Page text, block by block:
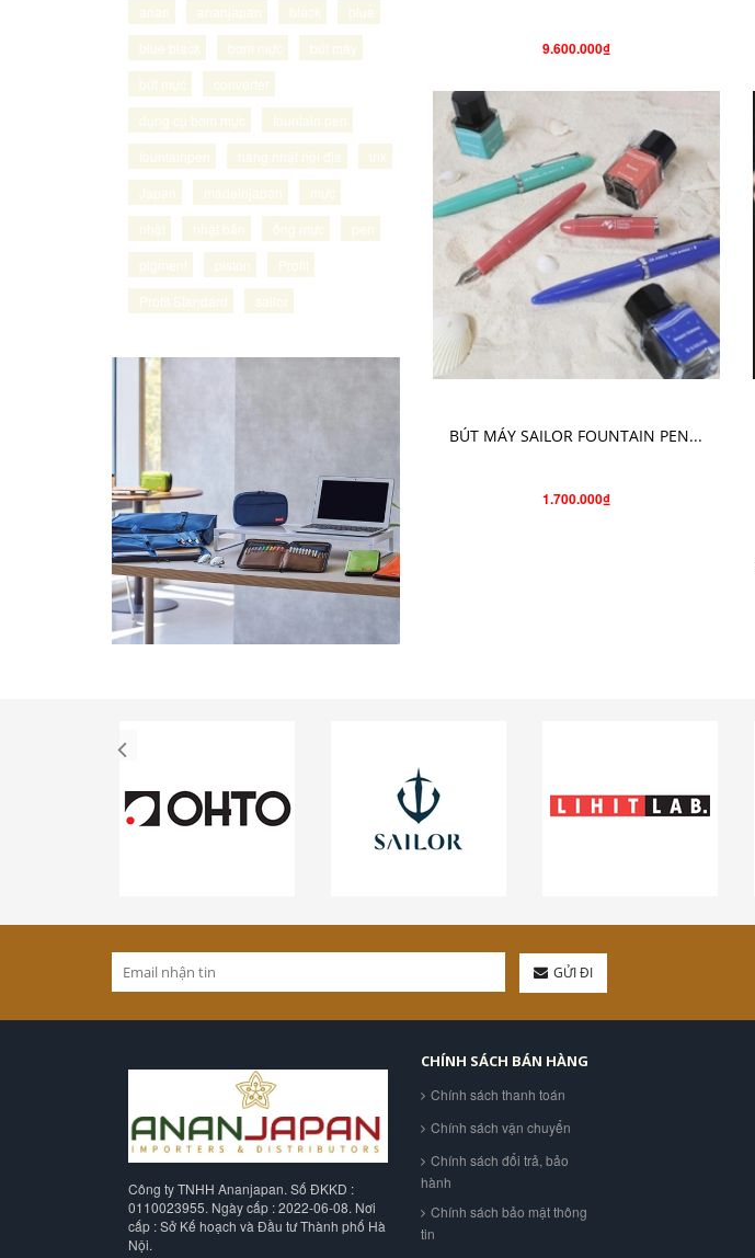
9.600.000₫
BÚT MÁY SAILOR FOUNTAIN PEN...
1.700.000₫
anan
ananjapan black
blue
blue black
bơm mực
bút máy
bút mực
converter
dụng cụ bơm mực
fountain pen
fountainpen
hàng nhật nội địa
ink
Japan
madeinjapan
mực
nhật
nhật bản ống mực
pen
pigment
piston
Profit
Profit Standard
sailor
GỬI ĐI
Công ty TNHH Ananjapan. Số ĐKKD :
0110023955. Ngày cấp : 2022-06-08. Nơi
cấp : Sở Kế hoạch và Đầu tư Thành phố Hà
Nội.
CHÍNH SÁCH BÁN HÀNG
Chính sách thanh toán
Chính sách vận chuyển
Chính sách đổi trả, bảo
hành
Chính sách bảo mật thông
tin